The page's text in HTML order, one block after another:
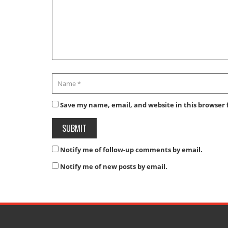
Save my name, email, and website in this
Notify me of follow-up comments by email.
Notify me of new posts by email.